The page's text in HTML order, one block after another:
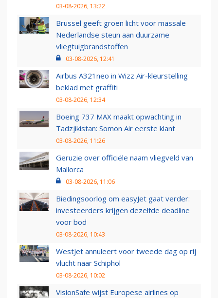
03-08-2026, 13:22
Brussel geeft groen licht voor massale
Nederlandse steun aan duurzame
vliegtuigbrandstoffen
03-08-2026, 12:41
Airbus A321neo in Wizz Air-kleurstelling
beklad met graffiti
03-08-2026, 12:34
Boeing 737 MAX maakt opwachting in
Tadzjikistan: Somon Air eerste klant
03-08-2026, 11:26
Geruzie over officiële naam vliegveld van
Mallorca
03-08-2026, 11:06
Biedingsoorlog om easyJet gaat verder:
investeerders krijgen dezelfde deadline
voor bod
03-08-2026, 10:43
WestJet annuleert voor tweede dag op rij
vlucht naar Schiphol
03-08-2026, 10:02
VisionSafe wijst Europese airlines op